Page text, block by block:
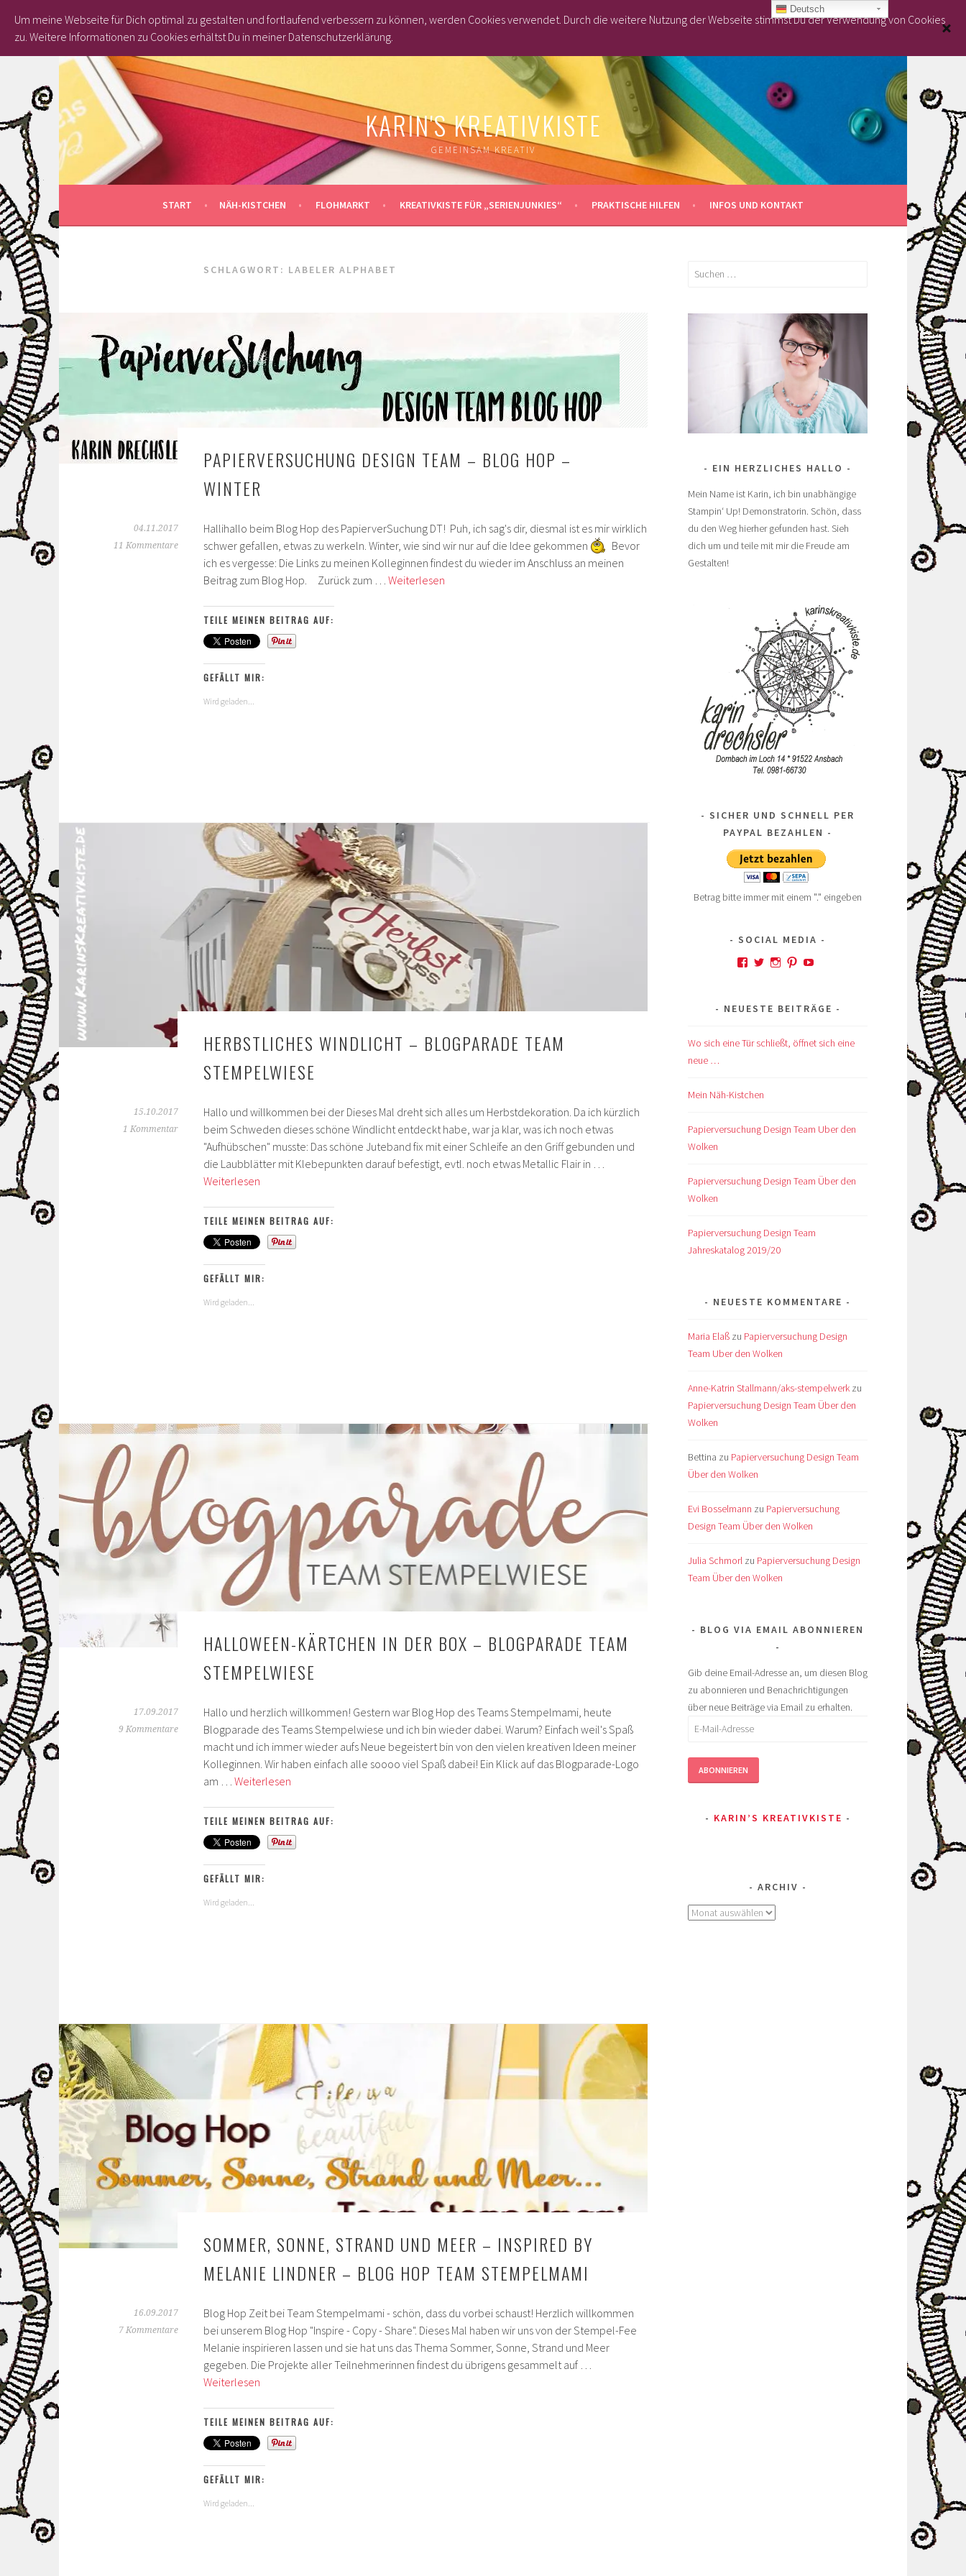
Springe
Inhalt
KARIN'S KREATIVKISTE
GEMEINSAM KREATIV
START NÄH-KISTCHEN FLOHMARKT KREATIVKISTE FÜR „SERIENJUNKIES“ PRAKTISCHE HILFEN INFOS UND KONTAKT
SCHLAGWORT: LABELER ALPHABET
PAPIERVERSUCHUNG DESIGN TEAM – BLOG HOP –
WINTER
04.11.2017
11 Kommentare
Hallihallo beim Blog Hop des PapierverSuchung DT! Puh, ich sag's dir, diesmal ist es mir wirklich
schwer gefallen, etwas zu werkeln. Winter, wie sind wir nur auf die Idee gekommen
Bevor
ich es vergesse: Die Links zu meinen Kolleginnen findest du wieder im Anschluss an meinen
Beitrag zum Blog Hop. Zurück zum … Weiterlesen
TEILE MEINEN BEITRAG AUF:
GEFÄLLT MIR:
Wird geladen...
HERBSTLICHES WINDLICHT – BLOGPARADE TEAM
STEMPELWIESE
15.10.2017
1 Kommentar
Hallo und willkommen bei der Dieses Mal dreht sich alles um Herbstdekoration. Da ich kürzlich
beim Schweden dieses schöne Windlicht entdeckt habe, war ja klar, was ich noch etwas
"Aufhübschen" musste: Das schöne Juteband fix mit einer Schleife an den Griff gebunden und
die Laubblätter mit Klebepunkten darauf befestigt, evtl. noch etwas Metallic Flair in …
Weiterlesen
–
Blogparade
Team
Stempelwiese
TEILE MEINEN BEITRAG AUF:
GEFÄLLT MIR:
Wird geladen...
HALLOWEEN-KÄRTCHEN IN DER BOX – BLOGPARADE TEAM
STEMPELWIESE
17.09.2017
9 Kommentare
Hallo und herzlich willkommen! Gestern war Blog Hop des Teams Stempelmami, heute
Blogparade des Teams Stempelwiese und ich bin wieder dabei. Warum? Einfach weil's Spaß
macht und ich immer wieder aufs Neue begeistert bin von den vielen kreativen Ideen meiner
Kolleginnen. Wir haben einfach alle soooo viel Spaß dabei! Ein Klick auf das Blogparade-Logo
am … Weiterlesen
in
der
Box
TEILE MEINEN BEITRAG AUF:
GEFÄLLT MIR:
Wird geladen...
SOMMER, SONNE, STRAND UND MEER – INSPIRED BY
MELANIE LINDNER – BLOG HOP TEAM STEMPELMAMI
16.09.2017
7 Kommentare
Blog Hop Zeit bei Team Stempelmami - schön, dass du vorbei schaust! Herzlich willkommen
bei unserem Blog Hop "Inspire - Copy - Share". Dieses Mal haben wir uns von der Stempel-Fee
Melanie inspirieren lassen und sie hat uns das Thema Sommer, Sonne, Strand und Meer
gegeben. Die Projekte aller Teilnehmerinnen findest du übrigens gesammelt auf …
Weiterlesen
Strand
und
Meer
–
inspired
TEILE MEINEN BEITRAG AUF:
GEFÄLLT MIR:
Wird geladen...
Suchen
EIN HERZLICHES HALLO
Mein Name ist Karin, ich bin unabhängige
Stampin‘ Up! Demonstratorin. Schön, dass
du den Weg hierher gefunden hast. Sieh
dich um und teile mit mir die Freude am
Gestalten!
SICHER UND SCHNELL PER
PAYPAL BEZAHLEN
Betrag bitte immer mit einem "." eingeben
SOCIAL MEDIA
Profil
Facebook
Profil
Twitter
Profil
Instagram
Profil
Pinterest
Profil
YouTube
NEUESTE BEITRÄGE
Wo sich eine Tür schließt, öffnet sich eine
neue …
Mein Näh-Kistchen
Papierversuchung Design Team Uber den
Wolken
Papierversuchung Design Team Über den
Wolken
Papierversuchung Design Team
Jahreskatalog 2019/20
NEUESTE KOMMENTARE
Maria Elaß zu Papierversuchung Design
Team Uber den Wolken
Anne-Katrin Stallmann/aks-stempelwerk zu
Papierversuchung Design Team Über den
Wolken
Bettina zu Papierversuchung Design Team
Über den Wolken
Evi Bosselmann zu Papierversuchung
Design Team Über den Wolken
Julia Schmorl zu Papierversuchung Design
Team Über den Wolken
BLOG VIA EMAIL ABONNIEREN
Gib deine Email-Adresse an, um diesen Blog
zu abonnieren und Benachrichtigungen
über neue Beiträge via Email zu erhalten.
Adresse
ABONNIEREN
KARIN’S KREATIVKISTE
ARCHIV
Archiv
Deutsch
Um meine Webseite für Dich optimal zu gestalten und fortlaufend verbessern zu können, werden Cookies verwendet. Durch die weitere Nutzung der Webseite stimmst Du der Verwendung von Cookies
zu. Weitere Informationen zu Cookies erhältst Du in meiner Datenschutzerklärung.